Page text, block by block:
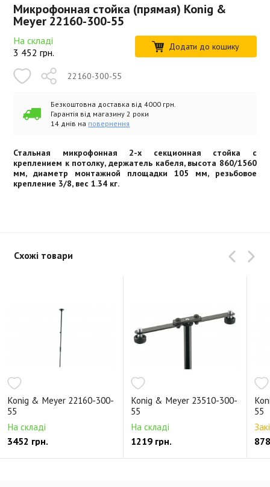
Микрофонная стойка (прямая) Konig &
Meyer 22160-300-55
На складі
3 452 грн. Додати до кошику
22160-300-55
Безкоштовна доставка від 4000 грн.
Гарантія від магазину 2 роки
14 днів на повернення
Стальная микрофонная 2-х секционная стойка с
креплением к потолку, держатель кабеля, высота 860/1560
мм, диаметр монтажной площадки 105 мм, резьбовое
крепление 3/8, вес 1.34 кг.
Схожі товари
Konig & Meyer 22160-300-
55
На складі
3452 грн.
Konig & Meyer 23510-300-
55
На складі
1219 грн.
55